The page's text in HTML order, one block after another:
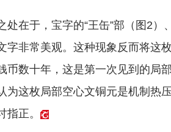
于，宝字的“王缶”部（图2）、
字非常美观。这种现象反而将这
币数十年，这是第一次见到的局
为这枚局部空心文铜元是机制热
指正。